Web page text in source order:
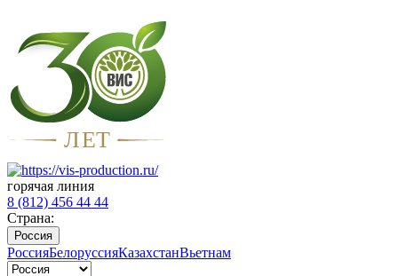
ЛЕТ
горячая линия
8 (812) 456 44 44
Страна:
Россия
РоссияБелоруссияКазахстанВьетнам